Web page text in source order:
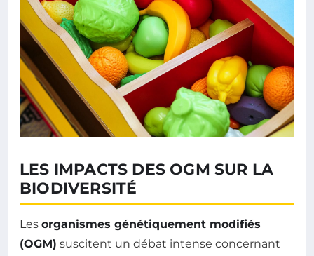
LES IMPACTS DES OGM SUR LA
BIODIVERSITÉ
Les organismes génétiquement modifiés
(OGM) suscitent un débat intense concernant